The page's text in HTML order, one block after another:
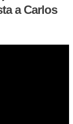
a Carlos